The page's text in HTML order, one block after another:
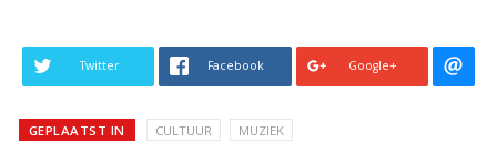
Twitter Facebook Google+
GEPLAATST IN CULTUUR MUZIEK